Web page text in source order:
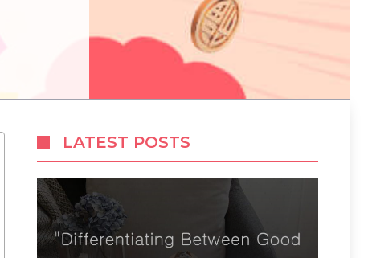
LATEST POSTS